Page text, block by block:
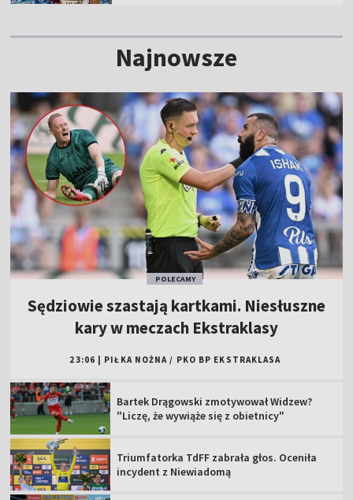
Najnowsze
POLECAMY
Sędziowie szastają kartkami. Niesłuszne
kary w meczach Ekstraklasy
23:06 PIŁKA NOŻNA / PKO BP EKSTRAKLASA
Bartek Drągowski zmotywował Widzew?
"Liczę, że wywiąże się z obietnicy"
Triumfatorka TdFF zabrała głos. Oceniła
incydent z Niewiadomą